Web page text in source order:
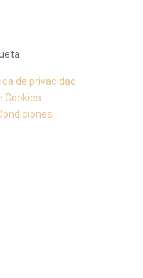
de privacidad
Cookies